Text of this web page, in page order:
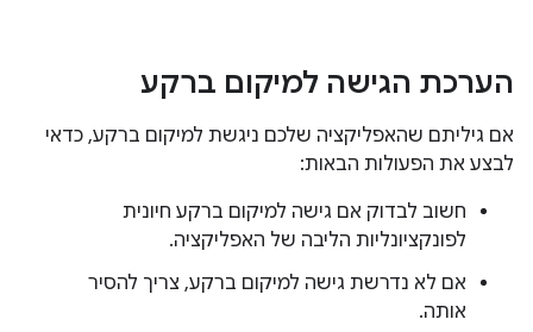
הערכת הגישה למיקום ברקע
אם גיליתם שהאפליקציה שלכם ניגשת למיקום ברקע, כדאי
לבצע את הפעולות הבאות:
חשוב לבדוק אם גישה למיקום ברקע חיונית
לפונקציונליות הליבה של האפליקציה.
אם לא נדרשת גישה למיקום ברקע, צריך להסיר
אותה.